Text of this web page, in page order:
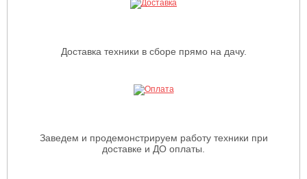
Доставка техники в сборе прямо на дачу.
Заведем и продемонстрируем работу техники при
доставке и ДО оплаты.